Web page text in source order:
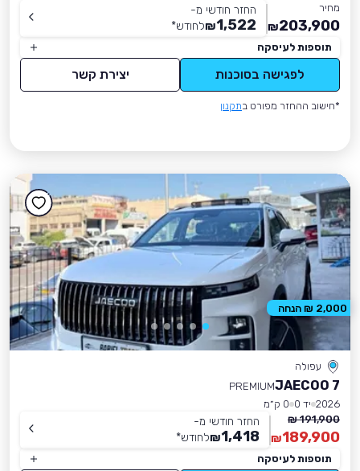
מחיר
203,900
₪
החזר חודשי מ-
1,522
₪לחודש*
תוספות לעיסקה
לפגישה בסוכנות יצירת קשר
*חישוב ההחזר מפורט בתקנון
עפולה
JAECOO 7
PREMIUM
2026 יד 0
0 ק״מ
191,900 ₪
189,900
₪
החזר חודשי מ-
1,418
₪לחודש*
תוספות לעיסקה
2,000 ₪ הנחה